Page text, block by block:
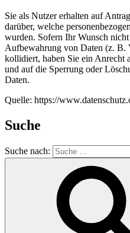
Sie als Nutzer erhalten auf
darüber, welche
wurden. Sofern Ihr Wunsch
Aufbewahrung von Daten (z. B.
kollidiert, haben Sie ein Anrecht
und auf die Sperrung oder
Daten.
Quelle: https://
Suche
Suche nach: